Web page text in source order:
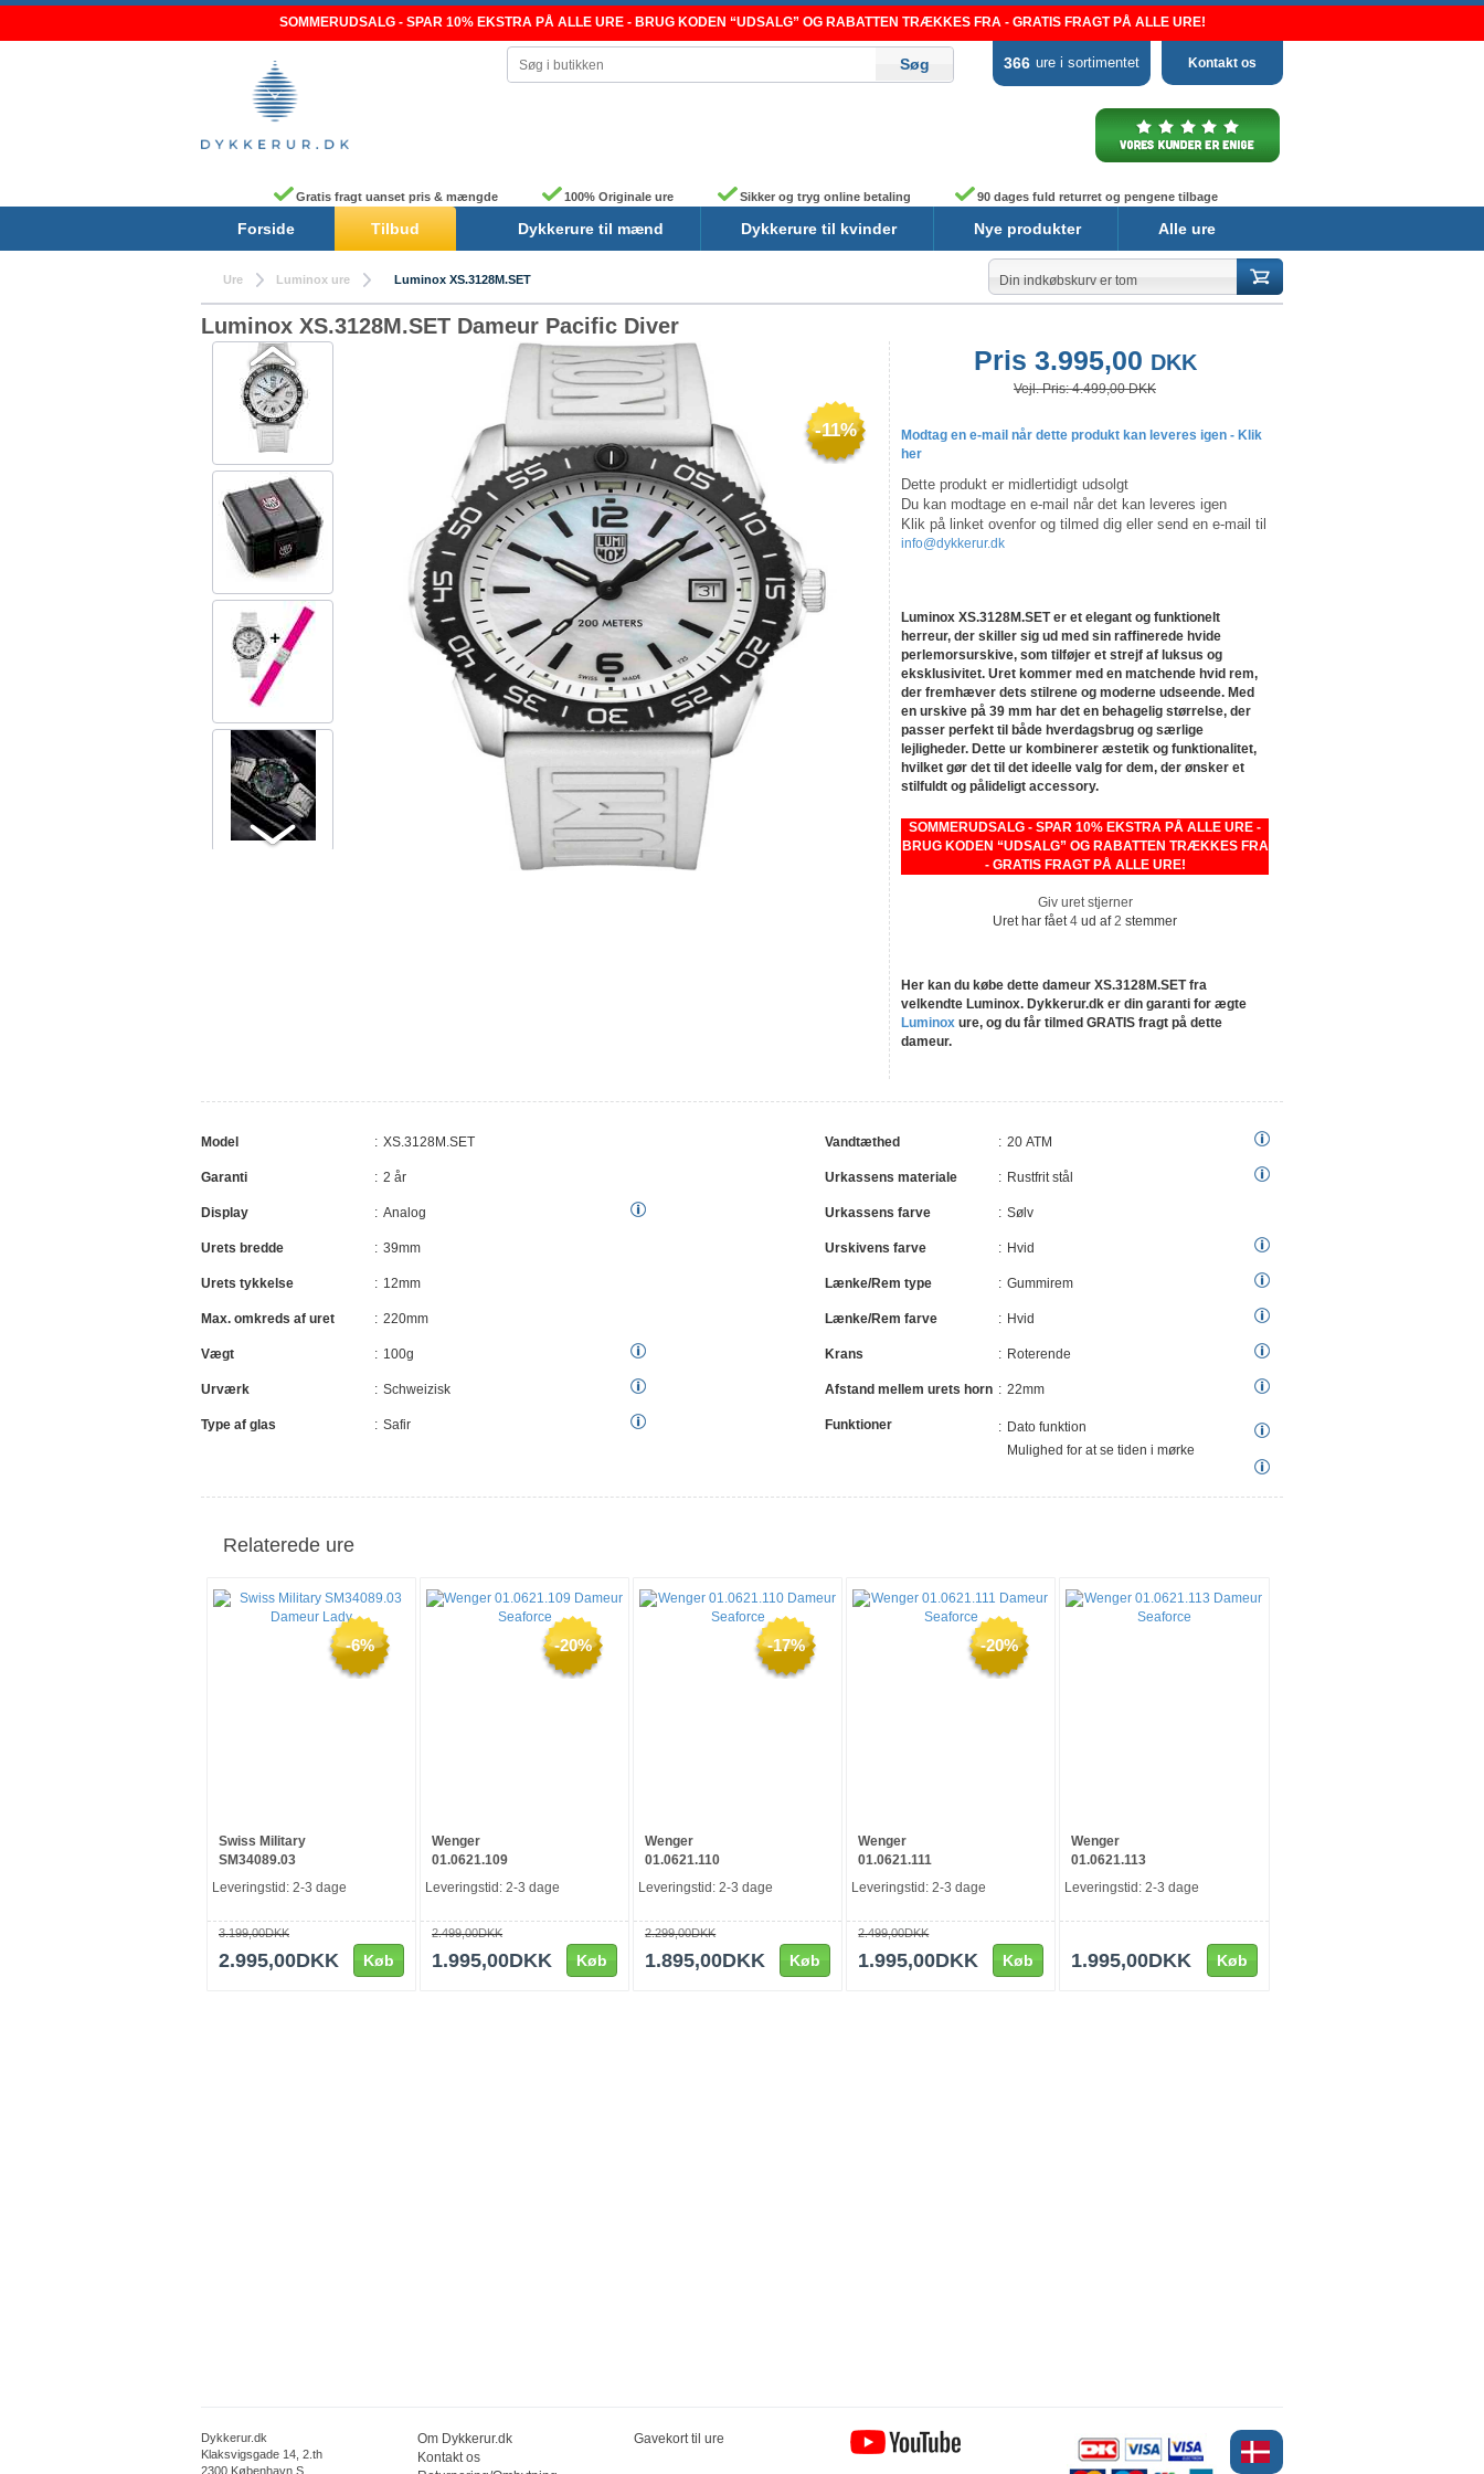
SOMMERUDSALG - SPAR 10% EKSTRA PÅ ALLE URE - BRUG KODEN “UDSALG” OG RABATTEN TRÆKKES FRA - GRATIS FRAGT PÅ ALLE URE!
Kontakt os
366 ure i sortimentet
Gratis fragt uanset pris & mængde 100% Originale ure Sikker og tryg online betaling 90 dages fuld returret og pengene tilbage
Forside Tilbud Dykkerure til mænd Dykkerure til kvinder Nye produkter Alle ure
Din indkøbskurv er tom
Ure Luminox ure Luminox XS.3128M.SET
Luminox XS.3128M.SET Dameur Pacific Diver
-11%
Pris 3.995,00 DKK
Vejl. Pris: 4.499,00 DKK
Modtag en e-mail når dette produkt kan leveres igen - Klik
her
Dette produkt er midlertidigt udsolgt
Du kan modtage en e-mail når det kan leveres igen
Klik på linket ovenfor og tilmed dig eller send en e-mail til
info@dykkerur.dk
Luminox XS.3128M.SET er et elegant og funktionelt
herreur, der skiller sig ud med sin raffinerede hvide
perlemorsurskive, som tilføjer et strejf af luksus og
eksklusivitet. Uret kommer med en matchende hvid rem,
der fremhæver dets stilrene og moderne udseende. Med
en urskive på 39 mm har det en behagelig størrelse, der
passer perfekt til både hverdagsbrug og særlige
lejligheder. Dette ur kombinerer æstetik og funktionalitet,
hvilket gør det til det ideelle valg for dem, der ønsker et
stilfuldt og pålideligt accessory.
SOMMERUDSALG - SPAR 10% EKSTRA PÅ ALLE URE -
BRUG KODEN “UDSALG” OG RABATTEN TRÆKKES FRA
- GRATIS FRAGT PÅ ALLE URE!
Giv uret stjerner
Uret har fået4 ud af2 stemmer
Her kan du købe dette dameur XS.3128M.SET fra
velkendte Luminox. Dykkerur.dk er din garanti for ægte
Luminox ure, og du får tilmed GRATIS fragt på dette
dameur.
Model XS.3128M.SET
Garanti 2 år
Display Analog
Urets bredde 39mm
Urets tykkelse 12mm
Max. omkreds af uret 220mm
Vægt 100g
Urværk Schweizisk
Type af glas Safir
Vandtæthed 20 ATM
Urkassens materiale Rustfrit stål
Urkassens farve Sølv
Urskivens farve Hvid
Lænke/Rem type Gummirem
Lænke/Rem farve Hvid
Krans Roterende
Afstand mellem urets horn 22mm
Funktioner
Dato funktion
Mulighed for at se tiden i mørke
Relaterede ure
-6%
Swiss Military
SM34089.03
Leveringstid: 2-3 dage
3.199,00DKK
2.995,00DKK Køb
-20%
Wenger
01.0621.109
Leveringstid: 2-3 dage
2.499,00DKK
1.995,00DKK Køb
-17%
Wenger
01.0621.110
Leveringstid: 2-3 dage
2.299,00DKK
1.895,00DKK Køb
-20%
Wenger
01.0621.111
Leveringstid: 2-3 dage
2.499,00DKK
1.995,00DKK Køb
Wenger
01.0621.113
Leveringstid: 2-3 dage
1.995,00DKK Køb
Dykkerur.dk
Klaksvigsgade 14, 2.th
2300 København S
Om Dykkerur.dk
Kontakt os
Gavekort til ure